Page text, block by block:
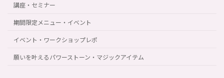
講座・セミナー
期間限定メニュー・イベント
イベント・ワークショップレポ
願いを叶えるパワーストーン・マジックアイテム